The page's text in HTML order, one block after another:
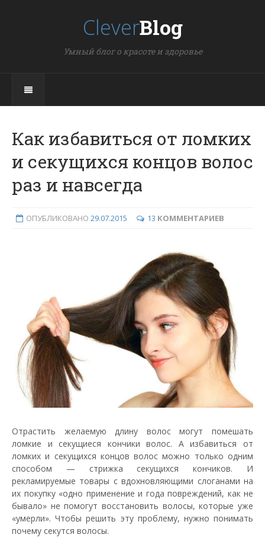
CleverBlog
Умный блог о красоте и здоровье
Как избавиться от ломких
и секущихся концов волос
раз и навсегда
ОПУБЛИКОВАНО 29.07.2015 13 КОММЕНТАРИЕВ
Отрастить желаемую длину волос могут помешать
ломкие и секущиеся кончики волос. А избавиться от
ломких и секущихся концов волос можно только одним
способом — стрижка секущихся кончиков. И
рекламируемые товары с вдохновляющими слоганами на
их покупку «одно применение и года повреждений, как не
бывало» не помогут восстановить волосы, которые уже
«умерли». Чтобы решить эту проблему, нужно понимать
почему секутся волосы.